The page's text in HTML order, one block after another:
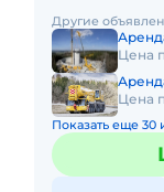
Другие
Цена
Цена
Показать еще 30